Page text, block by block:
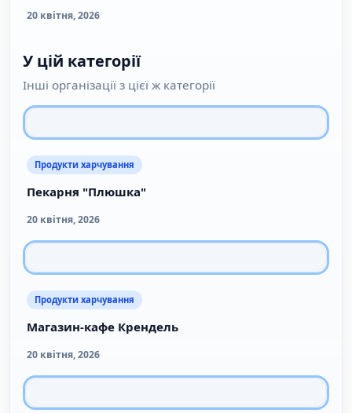
20 квітня, 2026
У цій категорії
Інші організації з цієї ж категорії
Продукти харчування
Пекарня "Плюшка"
20 квітня, 2026
Продукти харчування
Магазин-кафе Крендель
20 квітня, 2026